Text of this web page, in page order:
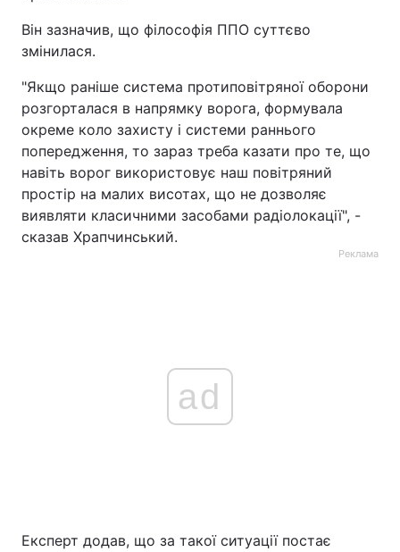
Він зазначив, що філософія ППО суттєво
змінилася.
"Якщо раніше система протиповітряної оборони
розгорталася в напрямку ворога, формувала
окреме коло захисту і системи раннього
попередження, то зараз треба казати про те, що
навіть ворог використовує наш повітряний
простір на малих висотах, що не дозволяє
виявляти класичними засобами радіолокації", -
сказав Храпчинський.
Реклама
ad
Експерт додав, що за такої ситуації постає